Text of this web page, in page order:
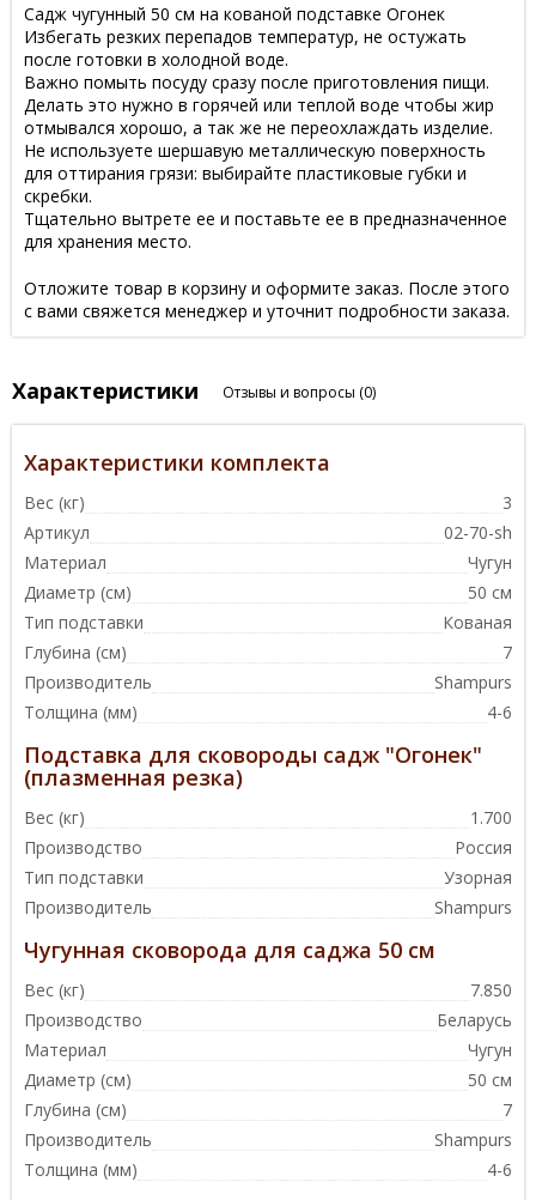
Садж чугунный 50 см на кованой подставке Огонек
Избегать резких перепадов температур, не остужать
после готовки в холодной воде.
Важно помыть посуду сразу после приготовления пищи.
Делать это нужно в горячей или теплой воде чтобы жир
отмывался хорошо, а так же не переохлаждать изделие.
Не используете шершавую металлическую поверхность
для оттирания грязи: выбирайте пластиковые губки и
скребки.
Тщательно вытрете ее и поставьте ее в предназначенное
для хранения место.
Отложите товар в корзину и оформите заказ. После этого
с вами свяжется менеджер и уточнит подробности заказа.
Характеристики Отзывы и вопросы (0)
Характеристики комплекта
Вес (кг)
3
Артикул
02-70-sh
Материал
Чугун
Диаметр (см)
50 см
Тип подставки
Кованая
Глубина (см)
7
Производитель
Shampurs
Толщина (мм)
4-6
Подставка для сковороды садж "Огонек"
(плазменная резка)
Вес (кг)
1.700
Производство
Россия
Тип подставки
Узорная
Производитель
Shampurs
Чугунная сковорода для саджа 50 см
Вес (кг)
7.850
Производство
Беларусь
Материал
Чугун
Диаметр (см)
50 см
Глубина (см)
7
Производитель
Shampurs
Толщина (мм)
4-6